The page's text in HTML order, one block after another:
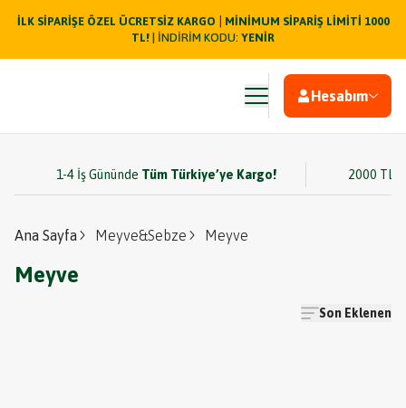
İLK SİPARİŞE ÖZEL ÜCRETSİZ KARGO
MİNİMUM SİPARİŞ LİMİTİ 1000
TL! | İNDİRİM KODU: YENİR
Hesabım
1-4 İş Gününde Tüm Türkiye’ye Kargo! 2000 TL
Ana Sayfa Meyve&Sebze Meyve
Meyve
Son Eklenen